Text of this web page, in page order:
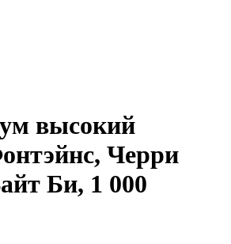
высокий
Черри
Би, 1 000